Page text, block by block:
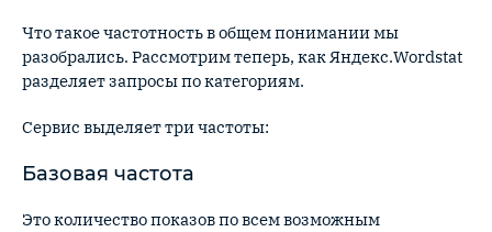
Что такое частотность в общем понимании мы
разобрались. Рассмотрим теперь, как Яндекс.Wordstat
разделяет запросы по категориям.
Сервис выделяет три частоты:
Базовая частота
Это количество показов по всем возможным